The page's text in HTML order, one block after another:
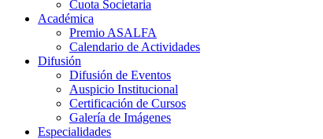
Cuota Societaria
Académica
Premio ASALFA
Calendario de Actividades
Difusión
Difusión de Eventos
Auspicio Institucional
Certificación de Cursos
Galería de Imágenes
Especialidades